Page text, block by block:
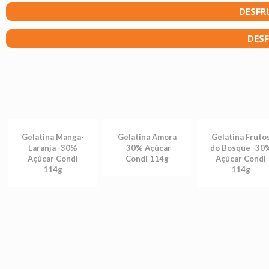
Gelatina Manga-
Laranja -30%
Açúcar Condi
114g
Gelatina Amora
-30% Açúcar
Condi 114g
Gelatina
do Bosque -
Açúcar Condi
114g